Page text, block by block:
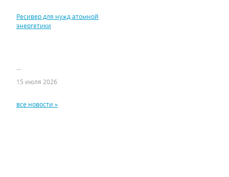
Ресивер для нужд атомной
энергетики
15 июля 2026
все новости »